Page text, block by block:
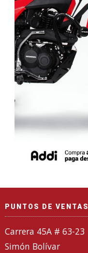
PUNTOS DE VENTAS
Carrera 45A # 63-23
Simón Bolívar